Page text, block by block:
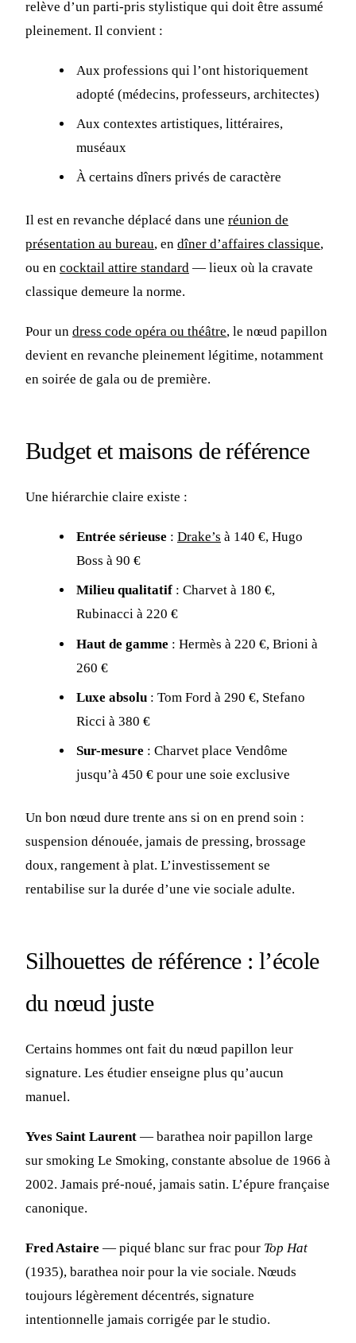
relève d’un parti-pris stylistique qui doit être assumé
pleinement. Il convient :
Aux professions qui l’ont historiquement
adopté (médecins, professeurs, architectes)
Aux contextes artistiques, littéraires,
muséaux
À certains dîners privés de caractère
Il est en revanche déplacé dans une réunion de
présentation au bureau, en dîner d’affaires classique,
ou en cocktail attire standard — lieux où la cravate
classique demeure la norme.
Pour un dress code opéra ou théâtre, le nœud papillon
devient en revanche pleinement légitime, notamment
en soirée de gala ou de première.
Budget et maisons de référence
Une hiérarchie claire existe :
Entrée sérieuse : Drake’s à 140 €, Hugo
Boss à 90 €
Milieu qualitatif : Charvet à 180 €,
Rubinacci à 220 €
Haut de gamme : Hermès à 220 €, Brioni à
260 €
Luxe absolu : Tom Ford à 290 €, Stefano
Ricci à 380 €
Sur-mesure : Charvet place Vendôme
jusqu’à 450 € pour une soie exclusive
Un bon nœud dure trente ans si on en prend soin :
suspension dénouée, jamais de pressing, brossage
doux, rangement à plat. L’investissement se
rentabilise sur la durée d’une vie sociale adulte.
Silhouettes de référence : l’école
du nœud juste
Certains hommes ont fait du nœud papillon leur
signature. Les étudier enseigne plus qu’aucun
manuel.
Yves Saint Laurent — barathea noir papillon large
sur smoking Le Smoking, constante absolue de 1966 à
2002. Jamais pré-noué, jamais satin. L’épure française
canonique.
Fred Astaire — piqué blanc sur frac pour Top Hat
(1935), barathea noir pour la vie sociale. Nœuds
toujours légèrement décentrés, signature
intentionnelle jamais corrigée par le studio.